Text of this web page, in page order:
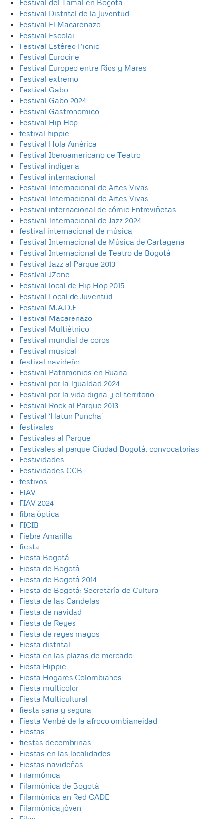
Festival del Tamal en Bogotá
Festival Distrital de la juventud
Festival El Macarenazo
Festival Escolar
Festival Estéreo Picnic
Festival Eurocine
Festival Europeo entre Ríos y Mares
Festival extremo
Festival Gabo
Festival Gabo 2024
Festival Gastronomico
Festival Hip Hop
festival hippie
Festival Hola América
Festival Iberoamericano de Teatro
Festival indígena
Festival internacional
Festival Internacional de Artes Vivas
Festival Internacional de Artes Vivas
Festival internacional de cómic Entreviñetas
Festival Internacional de Jazz 2024
festival internacional de música
Festival Internacional de Música de Cartagena
Festival Internacional de Teatro de Bogotá
Festival Jazz al Parque 2013
Festival JZone
Festival local de Hip Hop 2015
Festival Local de Juventud
Festival M.A.D.E
Festival Macarenazo
Festival Multiétnico
Festival mundial de coros
Festival musical
festival navideño
Festival Patrimonios en Ruana
Festival por la Igualdad 2024
Festival por la vida digna y el territorio
Festival Rock al Parque 2013
Festival ‘Hatun Puncha’
festivales
Festivales al Parque
Festivales al parque Ciudad Bogotá. convocatorias
Festividades
Festividades CCB
festivos
FIAV
FIAV 2024
fibra óptica
FICIB
Fiebre Amarilla
fiesta
Fiesta Bogotá
Fiesta de Bogotá
Fiesta de Bogotá 2014
Fiesta de Bogotá; Secretaría de Cultura
Fiesta de las Candelas
Fiesta de navidad
Fiesta de Reyes
Fiesta de reyes magos
Fiesta distrital
Fiesta en las plazas de mercado
Fiesta Hippie
Fiesta Hogares Colombianos
Fiesta multicolor
Fiesta Multicultural
fiesta sana y segura
Fiesta Venbé de la afrocolombianeidad
Fiestas
fiestas decembrinas
Fiestas en las localidades
Fiestas navideñas
Filarmónica
Filarmónica de Bogotá
Filarmónica en Red CADE
Filarmónica jóven